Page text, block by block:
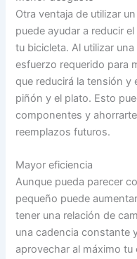
Otra ventaja de utilizar
puede ayudar a reducir
tu bicicleta. Al utilizar
esfuerzo requerido para
que reducirá la tensión y
piñón y el plato. Esto
componentes y
reemplazos futuros.
Mayor eficiencia
Aunque pueda parecer
pequeño puede
tener una relación de
una cadencia constante
aprovechar al máximo tu